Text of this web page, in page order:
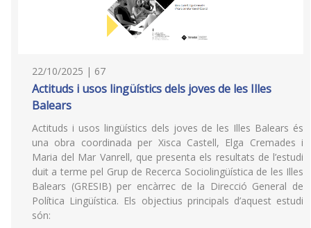
22/10/2025 | 67
Actituds i usos lingüístics dels joves de les Illes
Balears
Actituds i usos lingüístics dels joves de les Illes Balears és
una obra coordinada per Xisca Castell, Elga Cremades i
Maria del Mar Vanrell, que presenta els resultats de l’estudi
duit a terme pel Grup de Recerca Sociolingüística de les Illes
Balears (GRESIB) per encàrrec de la Direcció General de
Política Lingüística. Els objectius principals d’aquest estudi
són: